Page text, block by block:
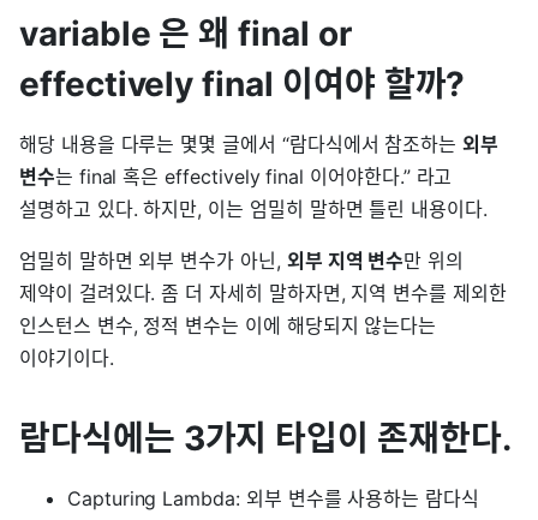
variable 은 왜 final or
effectively final 이여야 할까?
해당 내용을 다루는 몇몇 글에서 “람다식에서 참조하는외부
변수는 final 혹은 effectively final 이어야한다.” 라고
설명하고 있다. 하지만, 이는 엄밀히 말하면 틀린 내용이다.
엄밀히 말하면 외부 변수가 아닌, 외부 지역 변수만 위의
제약이 걸려있다. 좀 더 자세히 말하자면, 지역 변수를 제외한
인스턴스 변수, 정적 변수는 이에 해당되지 않는다는
이야기이다.
람다식에는 3가지 타입이 존재한다.
Capturing Lambda: 외부 변수를 사용하는 람다식